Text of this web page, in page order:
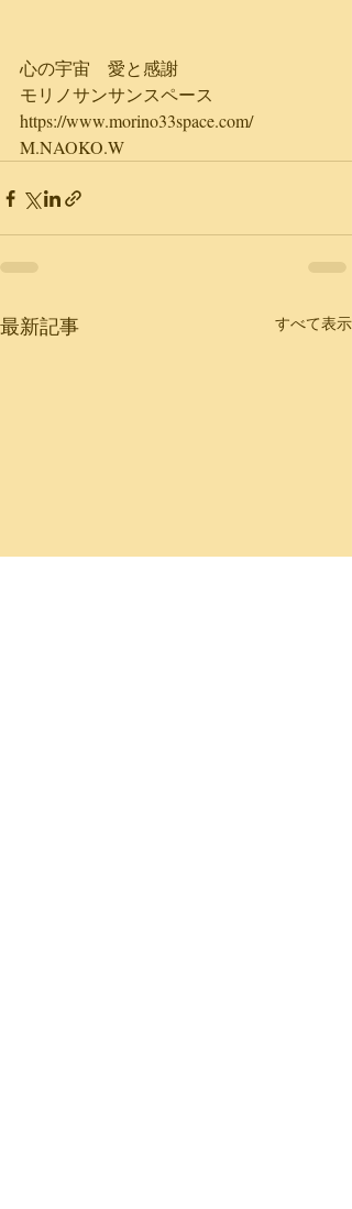
心の宇宙　愛と感謝
モリノサンサンスペース
https://www.morino33space.com/
M.NAOKO.W
最新記事 すべて表示